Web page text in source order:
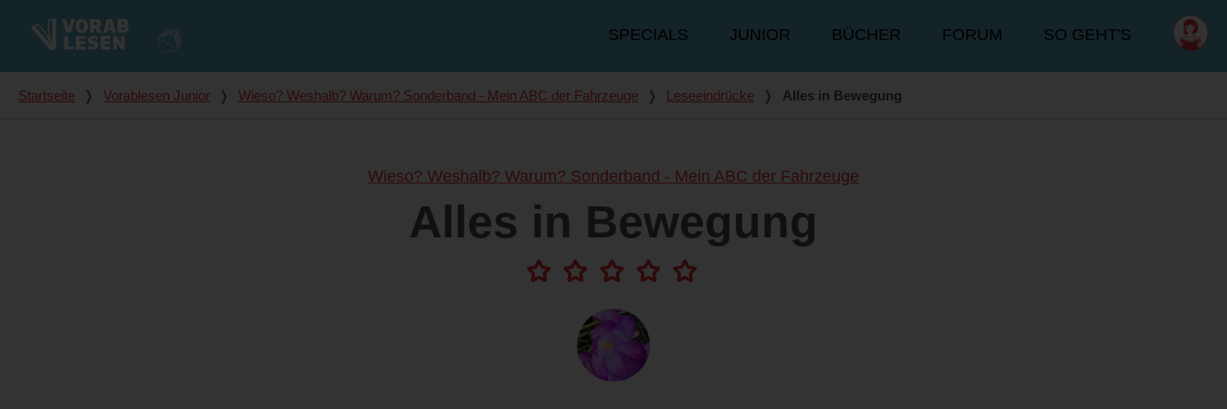
Hauptmenü
SPECIALS JUNIOR BÜCHER FORUM SO GEHT'S
Du bist hier
Startseite ❭ Vorablesen Junior ❭ Wieso? Weshalb? Warum? Sonderband - Mein ABC der Fahrzeuge ❭ Leseeindrücke ❭ Alles in Bewegung
Wieso? Weshalb? Warum? Sonderband - Mein ABC der Fahrzeuge
Alles in Bewegung